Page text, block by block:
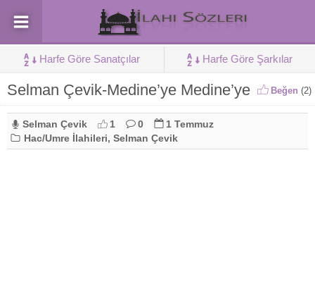
Harfe Göre Sanatçılar Harfe Göre Şarkılar
Selman Çevik-Medine’ye Medine’ye Beğen (2)
Selman Çevik 1 0
1 Temmuz
Hac/Umre İlahileri, Selman Çevik